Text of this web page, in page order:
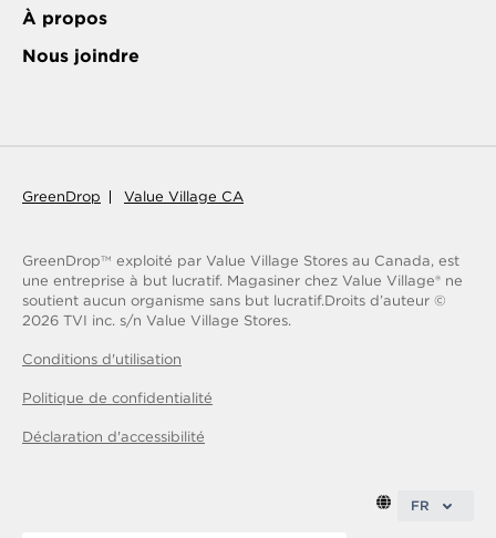
À propos
Nous joindre
GreenDrop Value Village CA
GreenDropTM
exploité par Value Village Stores au Canada, est
une entreprise à but lucratif. Magasiner chez Value Village® ne
soutient aucun organisme sans but lucratif.Droits d’auteur ©
2026 TVI inc. s/n Value Village Stores.
Conditions d'utilisation
Politique de confidentialité
Déclaration d'accessibilité
FR